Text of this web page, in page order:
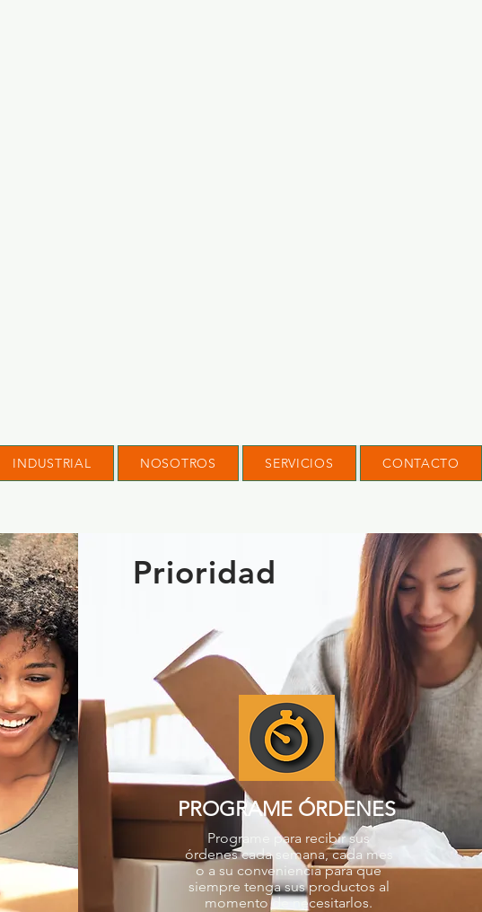
INDUSTRIAL NOSOTROS SERVICIOS CONTACTO
Prioridad
PROGRAME ÓRDENES
Programe para recibir sus
órdenes cada semana, cada mes
o a su conveniencia para que
siempre tenga sus productos al
momento de necesitarlos.